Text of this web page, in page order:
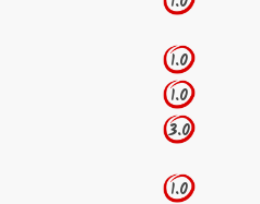
1.0
1.0
3.0
1.0